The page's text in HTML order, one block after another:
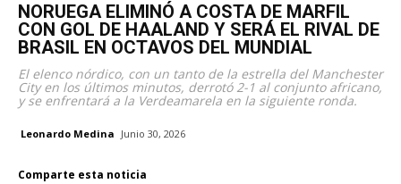
NORUEGA ELIMINÓ A COSTA DE MARFIL
CON GOL DE HAALAND Y SERÁ EL RIVAL DE
BRASIL EN OCTAVOS DEL MUNDIAL
El elenco nórdico, con un tanto de la estrella del Manchester
City en los últimos minutos, derrotó 2-1 al conjunto africano,
y se enfrentará a la Verdeamarela en la siguiente ronda.
Leonardo Medina Junio 30, 2026
Comparte esta noticia